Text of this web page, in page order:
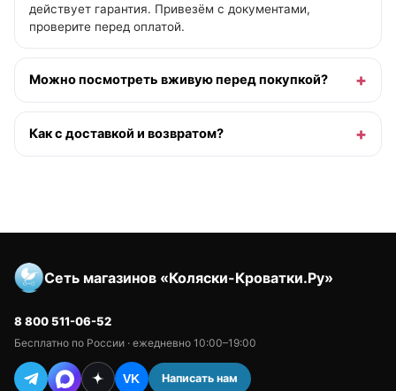
действует гарантия. Привезём с документами,
проверите перед оплатой.
Можно посмотреть вживую перед покупкой?
Как с доставкой и возвратом?
Сеть магазинов «Коляски-Кроватки.Ру»
8 800 511-06-52
Бесплатно по России · ежедневно 10:00–19:00
VK Написать нам